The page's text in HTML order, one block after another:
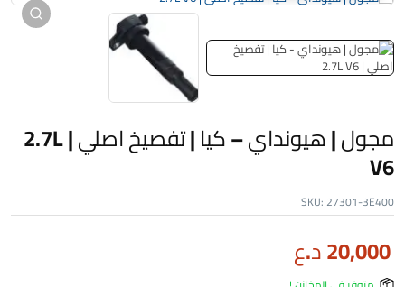
مجول | هيونداي – كيا | تفصيخ اصلي | 2.7L
V6
SKU: 27301-3E400
20,000د.ع